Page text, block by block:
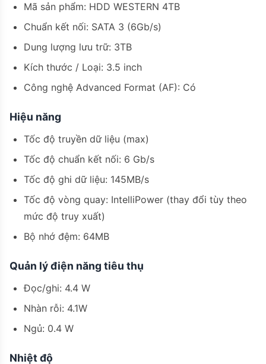
Mã sản phẩm: HDD WESTERN 4TB
Chuẩn kết nối: SATA 3 (6Gb/s)
Dung lượng lưu trữ: 3TB
Kích thước / Loại: 3.5 inch
Công nghệ Advanced Format (AF): Có
Hiệu năng
Tốc độ truyền dữ liệu (max)
Tốc độ chuẩn kết nối: 6 Gb/s
Tốc độ ghi dữ liệu: 145MB/s
Tốc độ vòng quay: IntelliPower (thay đổi tùy theo
mức độ truy xuất)
Bộ nhớ đệm: 64MB
Quản lý điện năng tiêu thụ
Đọc/ghi: 4.4 W
Nhàn rỗi: 4.1W
Ngủ: 0.4 W
Nhiệt độ